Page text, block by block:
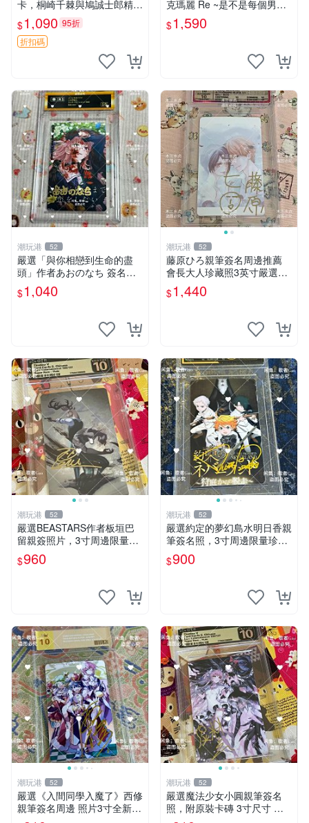
卡，桐崎千棘與鳩誠士郎精美
周邊，3寸日版中古帶原裝卡
磚，國內直郵 偽戀 Nisekoi
簽名卡 桐崎千棘
$1,090 95折
折扣碼
克瑪麗 Re ~是不是每個男人
都這樣？（附贈快速通關信
封）》附書腰 歐馬克 吳瑪麗
$1,590
潮玩港 52
嚴選「與你相戀到生命的盡
頭」作者あおのなち 簽名照
片 3寸原裝卡磚 親筆簽名照
收藏佳品 周邊限定 照片拍賣
$1,040
潮玩港 52
藤原ひろ親筆簽名周邊推薦
會長大人珍藏照3英寸嚴選女
仆紀念品 面簽收藏 會長大人
簽名照 女仆照 面簽收藏
$1,440
潮玩港 52
嚴選BEASTARS作者板垣巴
留親簽照片，3寸周邊限量收
藏 BEASTARS 作者 經典 細
節收藏
$960
潮玩港 52
嚴選約定的夢幻島水明日香親
筆簽名照，3寸周邊限量珍藏
紙質佳 附卡磚 約定的夢幻島
筆記本 名人照
$900
潮玩港 52
嚴選《入間同學入魔了》西修
親筆簽名周邊 照片3寸全新含
潮玩港 52
嚴選魔法少女小圓親筆簽名
照，附原裝卡磚 3寸尺寸 親